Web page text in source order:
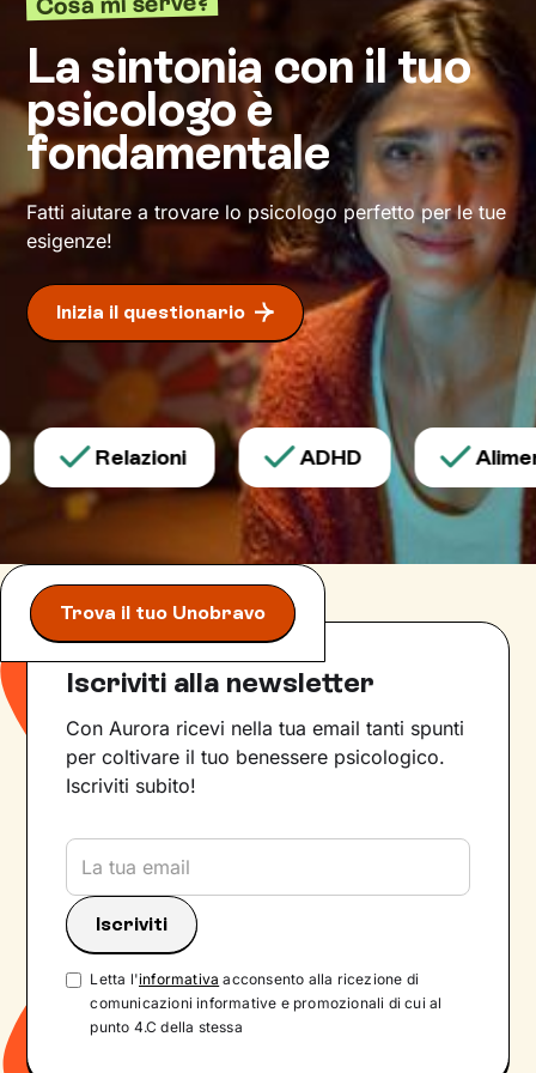
pensiero e comportamento utili a raggiungere
livello di benessere sempre maggiore.
La sintonia con il tuo
psicologo è
fondamentale
Fatti aiutare a trovare lo psicologo perfetto per le tue
esigenze!
Inizia il questionario
Relazioni ADHD
Trova il tuo Unobravo
Iscriviti alla newsletter
Con Aurora ricevi nella tua email tanti spunti
per coltivare il tuo benessere psicologico.
Iscriviti subito!
Letta l'informativa acconsento alla ricezione di
comunicazioni informative e promozionali di cui al
punto 4.C della stessa